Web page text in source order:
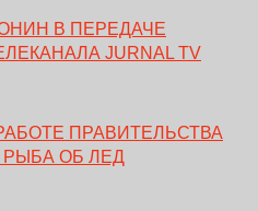
В ПЕРЕДАЧЕ
JURNAL TV
ПРАВИТЕЛЬСТВА
РЫБА ОБ ЛЕД